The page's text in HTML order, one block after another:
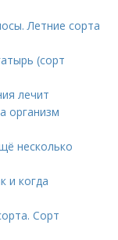
Летние сорта
(сорт
лечит
организм
несколько
и когда
Сорт